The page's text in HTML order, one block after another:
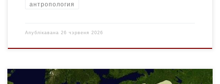
антропология
Апублікавана 26 чэрвеня 2026